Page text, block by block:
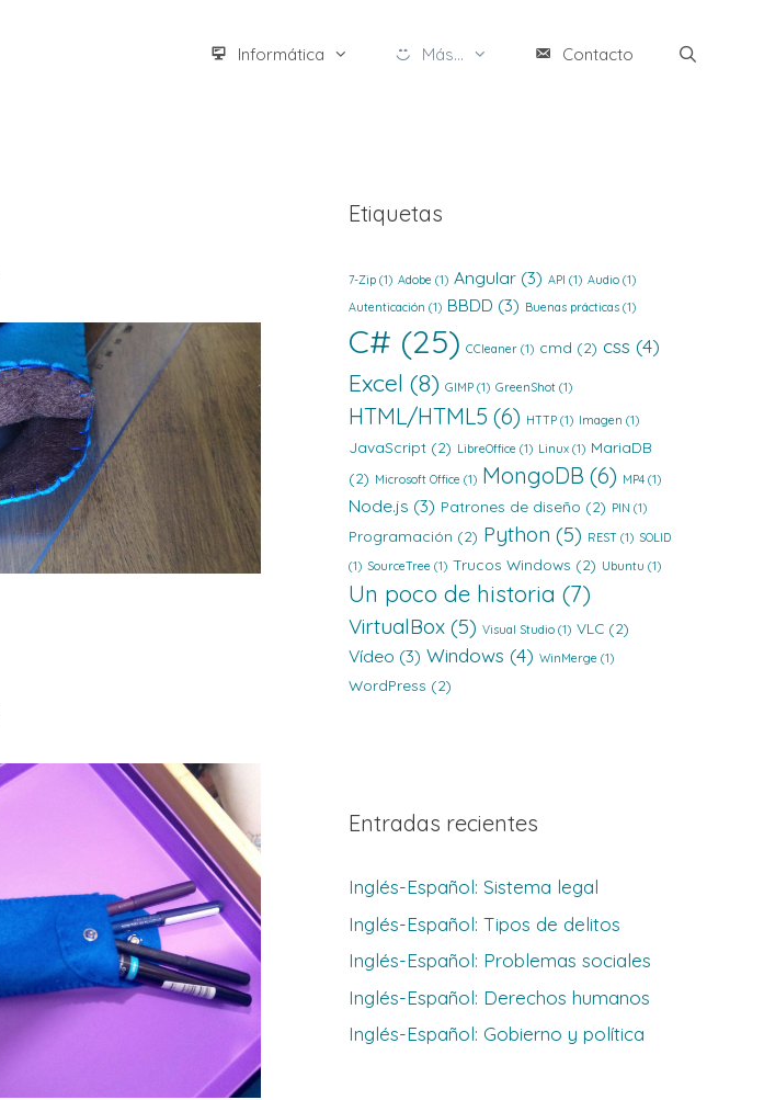
Informática Más... Contacto
Etiquetas
7-Zip(1) Adobe (1) Angular(3) API (1) Audio(1)
Autenticación (1) BBDD (3) Buenas prácticas(1)
C# (25) CCleaner(1) cmd (2) css (4)
Excel (8) GIMP(1) GreenShot(1)
HTML/HTML5 (6) HTTP(1) Imagen (1)
JavaScript (2) LibreOffice (1) Linux(1) MariaDB
(2) Microsoft Office (1) MongoDB (6) MP4(1)
Node.js (3) Patrones de diseño (2) PIN (1)
Programación (2) Python (5) REST (1) SOLID
(1) SourceTree (1) Trucos Windows (2) Ubuntu (1)
Un poco de historia (7)
VirtualBox(5) Visual Studio(1) VLC(2)
Vídeo (3) Windows (4) WinMerge (1)
WordPress (2)
Entradas recientes
Inglés-Español: Sistema legal
Inglés-Español: Tipos de delitos
Inglés-Español: Problemas sociales
Inglés-Español: Derechos humanos
Inglés-Español: Gobierno y política